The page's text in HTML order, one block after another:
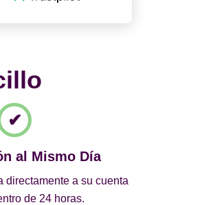
al Mismo Día
directamente a su cuenta
de 24 horas.